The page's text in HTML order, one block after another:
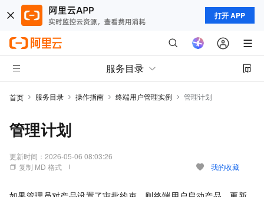
打开 APP
服务目录
首页 服务目录 操作指南 终端用户管理实例 管理计划
管理计划
更新时间： 2026-05-06 08:03:26
复制 MD 格式
我的收藏